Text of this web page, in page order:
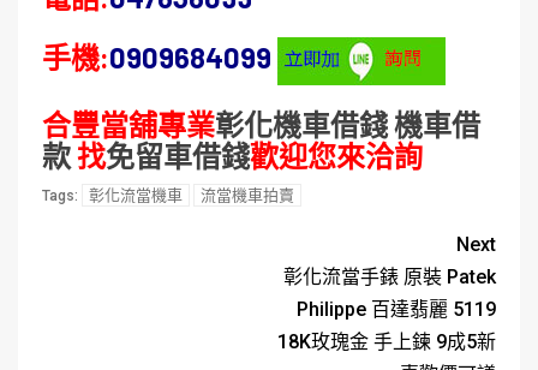
手機:0909684099
合豐當舖專業彰化機車借錢機車借
款找免留車借錢歡迎您來洽詢
Tags: 彰化流當機車 流當機車拍賣
Next
彰化流當手錶 原裝 Patek
Philippe 百達翡麗 5119
18K玫瑰金 手上鍊 9成5新